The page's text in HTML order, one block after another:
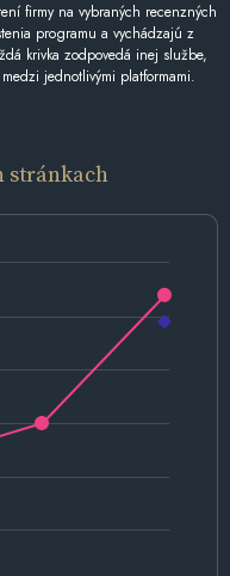
firmy na vybraných recenzných
programu a vychádzajú z
krivka zodpovedá inej službe,
jednotlivými platformami.
stránkach